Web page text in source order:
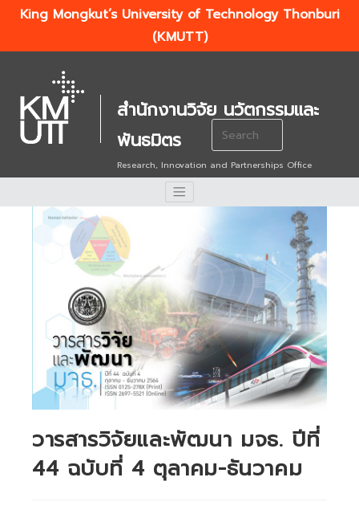
King Mongkut’s University of Technology Thonburi
(KMUTT)
สำนักงานวิจัย นวัตกรรมและ
พันธมิตร
Research, Innovation and Partnerships Office
Search
for:
วารสารวิจัยและพัฒนา มจธ. ปีที่
44 ฉบับที่ 4 ตุลาคม-ธันวาคม